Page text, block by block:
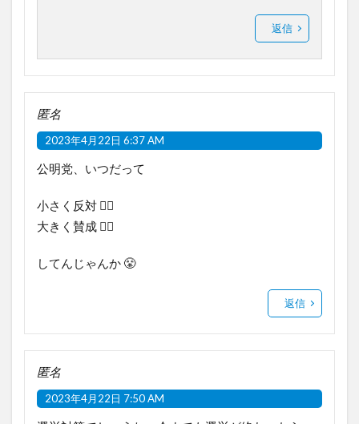
返信
匿名
2023年4月22日 6:37 AM
公明党、いつだって
小さく反対 🙅‍♂️
大きく賛成 🙋‍♂️
してんじゃんか 😤
返信
匿名
2023年4月22日 7:50 AM